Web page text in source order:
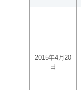
2015年4月20
日